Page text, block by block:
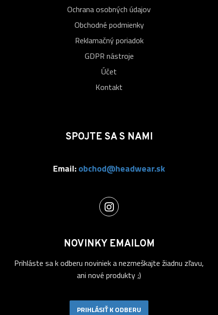
Ochrana osobných údajov
Obchodné podmienky
Reklamačný poriadok
GDPR nástroje
Účet
Kontakt
SPOJTE SA S NAMI
Email:obchod@headwear.sk
NOVINKY EMAILOM
Prihláste sa k odberu noviniek a nezmeškajte žiadnu zľavu,
ani nové produkty ;)
PRIHLÁSIŤ K ODBERU